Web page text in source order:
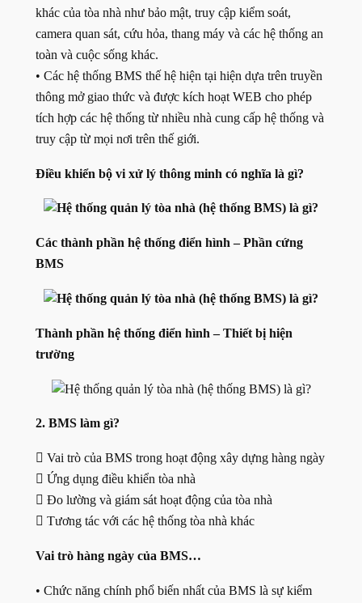
khác của tòa nhà như bảo mật, truy cập kiểm soát,
camera quan sát, cứu hỏa, thang máy và các hệ thống an
toàn và cuộc sống khác.
• Các hệ thống BMS thế hệ hiện tại hiện dựa trên truyền
thông mở giao thức và được kích hoạt WEB cho phép
tích hợp các hệ thống từ nhiều nhà cung cấp hệ thống và
truy cập từ mọi nơi trên thế giới.
Điều khiển bộ vi xử lý thông minh có nghĩa là gì?
Các thành phần hệ thống điển hình – Phần cứng
BMS
Thành phần hệ thống điển hình – Thiết bị hiện
trường
2. BMS làm gì?
 Vai trò của BMS trong hoạt động xây dựng hàng ngày
 Ứng dụng điều khiển tòa nhà
 Đo lường và giám sát hoạt động của tòa nhà
 Tương tác với các hệ thống tòa nhà khác
Vai trò hàng ngày của BMS…
• Chức năng chính phổ biến nhất của BMS là sự kiểm